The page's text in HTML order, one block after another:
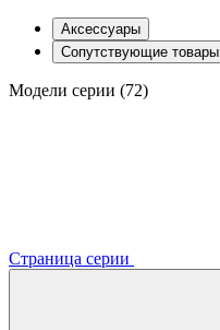
Аксессуары
Сопутствующие товары
Модели серии (72)
Страница серии